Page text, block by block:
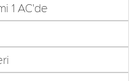
1 AC'de